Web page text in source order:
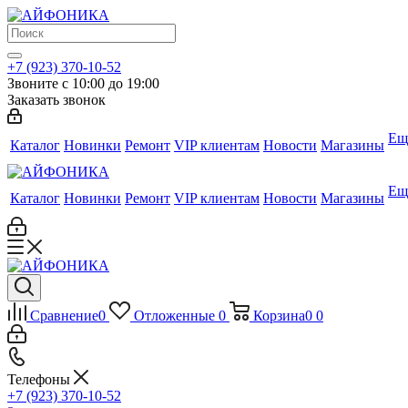
+7 (923) 370-10-52
Звоните с 10:00 до 19:00
Заказать звонок
Каталог Новинки Ремонт VIP клиентам Новости Магазины
Каталог Новинки Ремонт VIP клиентам Новости Магазины
Сравнение0 Отложенные 0 Корзина0 0
Телефоны
+7 (923) 370-10-52